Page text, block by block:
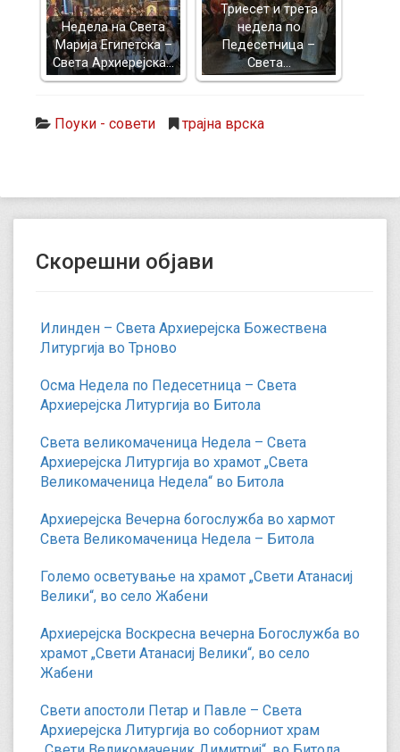
Недела на Света
Марија Египетска –
Света Архиерејска…
Триесет и трета
недела по
Педесетница –
Света…
Поуки - совети трајна врска
Скорешни објави
Илинден – Света Архиерејска Божествена
Литургија во Трново
Осма Недела по Педесетница – Света
Архиерејска Литургија во Битола
Света великомаченица Недела – Света
Архиерејска Литургија во храмот „Света
Великомаченица Недела“ во Битола
Архиерејска Вечерна богослужба во хармот
Света Великомаченица Недела – Битола
Големо осветување на храмот „Свети Атанасиј
Велики“, во село Жабени
Архиерејска Воскресна вечерна Богослужба во
храмот „Свети Атанасиј Велики“, во село
Жабени
Свети апостоли Петар и Павле – Света
Архиерејска Литургија во соборниот храм